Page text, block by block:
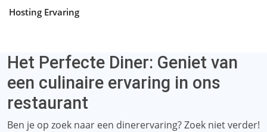
Hosting Ervaring
Het Perfecte Diner: Geniet van
een culinaire ervaring in ons
restaurant
Ben je op zoek naar een dinerervaring? Zoek niet verder!